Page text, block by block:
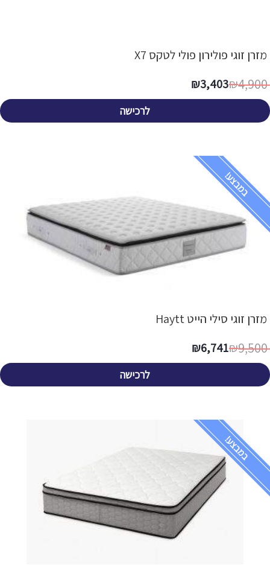
מזרן זוגי פולירון פולי לטקס X7
4,900
₪
3,403
₪
לרכישה
במבצע!
מזרן זוגי סילי הייט Haytt
9,500
₪
6,741
₪
לרכישה
במבצע!